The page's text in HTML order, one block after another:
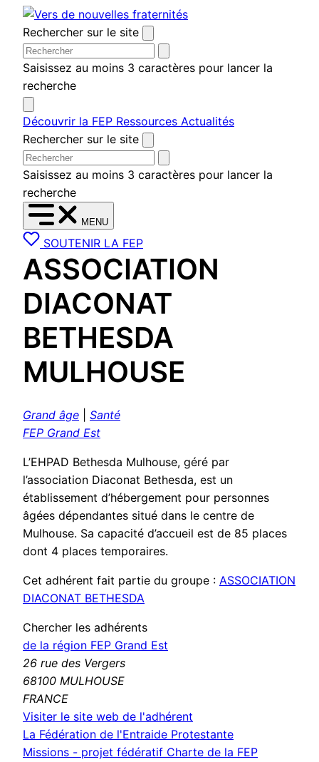
Aller
au
contenu
Rechercher sur le site
Saisissez au moins 3 caractères pour lancer la
recherche
Découvrir la FEP Ressources Actualités
Rechercher sur le site
Saisissez au moins 3 caractères pour lancer la
recherche
MENU
SOUTENIR LA FEP
ASSOCIATION
DIACONAT
BETHESDA
MULHOUSE
Grand âge
Santé
FEP Grand Est
L’EHPAD Bethesda Mulhouse, géré par
l’association Diaconat Bethesda, est un
établissement d’hébergement pour personnes
âgées dépendantes situé dans le centre de
Mulhouse. Sa capacité d’accueil est de 85 places
dont 4 places temporaires.
Cet adhérent fait partie du groupe : ASSOCIATION
DIACONAT BETHESDA
Chercher les adhérents
de la région FEP Grand Est
26 rue des Vergers
68100 MULHOUSE
FRANCE
Visiter le site web de l'adhérent
fenêtre)
La Fédération de l'Entraide Protestante
Missions - projet fédératif Charte de la FEP